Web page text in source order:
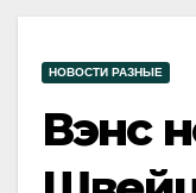
НОВОСТИ РАЗНЫЕ
Вэнс